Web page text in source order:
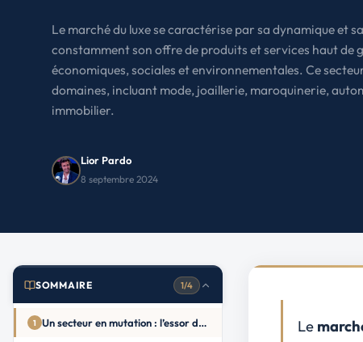
La porte océane
Toutes les villes→
Le marché du luxe se caractérise par sa dynamique et
constamment son offre de produits et services haut de
économiques, sociales et environnementales. Ce
domaines, incluant mode, joaillerie, maroquinerie,
immobilier.
Lior Pardo
8 septembre 2024
SOMMAIRE 1/4
1 Un secteur en mutation : l’essor du luxe dans l’immobilier ancien Le